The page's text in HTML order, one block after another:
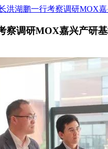
洪湖鹏一行考察调研MOX
察调研MOX嘉兴产研